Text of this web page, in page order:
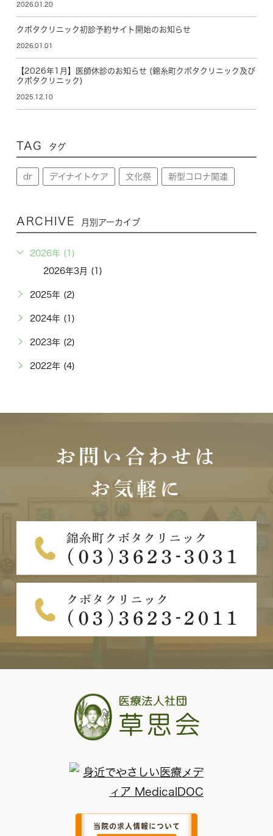
2026.01.20
クボタクリニック初診予約サイト開始のお知らせ
2026.01.01
【2026年1月】医師休診のお知らせ (錦糸町クボタクリニック及び
クボタクリニック)
2025.12.10
TAG タグ
dr デイナイトケア 文化祭 新型コロナ関連
ARCHIVE 月別アーカイブ
2026年 (1)
2026年3月 (1)
2025年 (2)
2024年 (1)
2023年 (2)
2022年 (4)
お問い合わせは
お気軽に